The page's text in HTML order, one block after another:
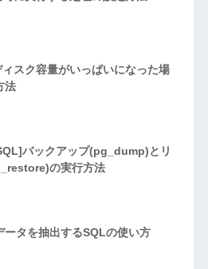
スク容量がいっぱいになった場
法
バックアップ(pg_dump)とリ
の実行方法
ータを抽出するSQLの使い方